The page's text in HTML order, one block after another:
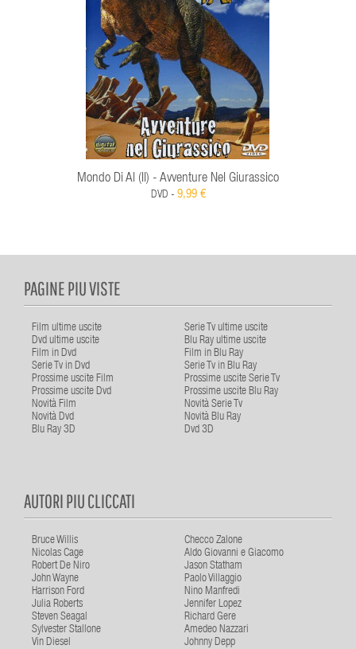
Mondo Di Al (Il) - Avventure Nel Giurassico
DVD - 9,99 €
PAGINE PIU VISTE
Film ultime uscite
Serie Tv ultime uscite
Dvd ultime uscite
Blu Ray ultime uscite
Film in Dvd
Film in Blu Ray
Serie Tv in Dvd
Serie Tv in Blu Ray
Prossime uscite Film
Prossime uscite Serie Tv
Prossime uscite Dvd
Prossime uscite Blu Ray
Novità Film
Novità Serie Tv
Novità Dvd
Novità Blu Ray
Blu Ray 3D
Dvd 3D
AUTORI PIU CLICCATI
Bruce Willis
Checco Zalone
Nicolas Cage
Aldo Giovanni e Giacomo
Robert De Niro
Jason Statham
John Wayne
Paolo Villaggio
Harrison Ford
Nino Manfredi
Julia Roberts
Jennifer Lopez
Steven Seagal
Richard Gere
Sylvester Stallone
Amedeo Nazzari
Vin Diesel
Johnny Depp